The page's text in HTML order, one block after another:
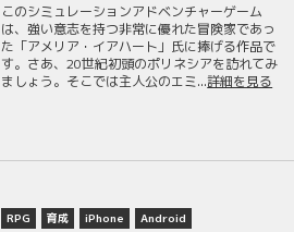
このシミュレーションアドベンチャーゲーム
は、強い意志を持つ非常に優れた冒険家であっ
た「アメリア・イアハート」氏に捧げる作品で
す。さあ、20世紀初頭のポリネシアを訪れてみ
ましょう。そこでは主人公のエミ...詳細を見る
RPG 育成 iPhone Android